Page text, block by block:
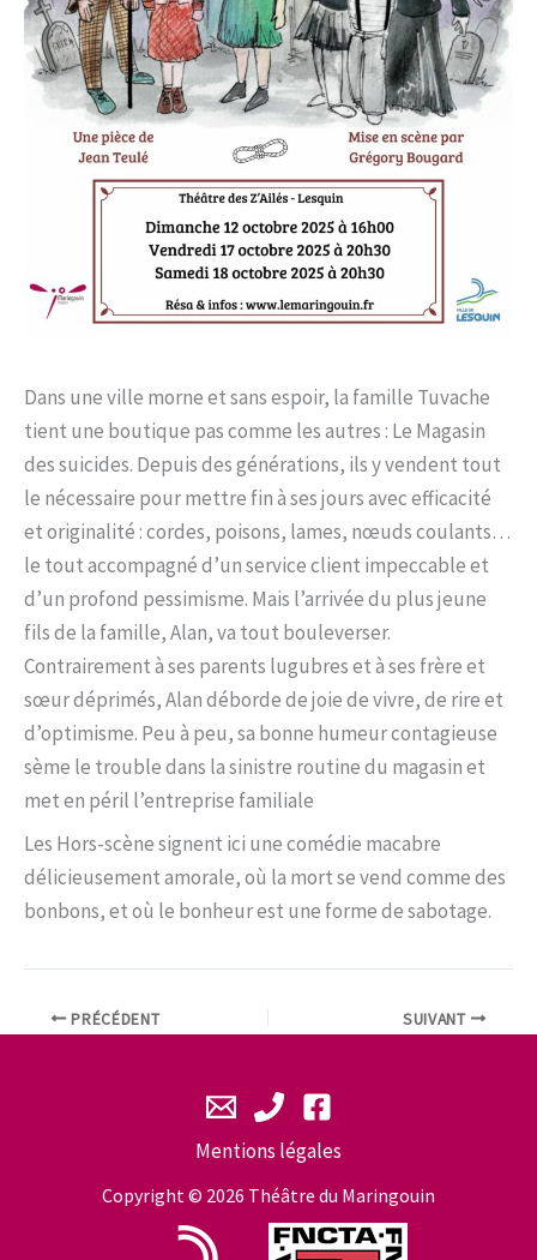
Dans une ville morne et sans espoir, la famille Tuvache
tient une boutique pas comme les autres : Le Magasin
des suicides. Depuis des générations, ils y vendent tout
le nécessaire pour mettre fin à ses jours avec efficacité
et originalité : cordes, poisons, lames, nœuds coulants…
le tout accompagné d’un service client impeccable et
d’un profond pessimisme. Mais l’arrivée du plus jeune
fils de la famille, Alan, va tout bouleverser.
Contrairement à ses parents lugubres et à ses frère et
sœur déprimés, Alan déborde de joie de vivre, de rire et
d’optimisme. Peu à peu, sa bonne humeur contagieuse
sème le trouble dans la sinistre routine du magasin et
met en péril l’entreprise familiale
Les Hors-scène signent ici une comédie macabre
délicieusement amorale, où la mort se vend comme des
bonbons, et où le bonheur est une forme de sabotage.
PRÉCÉDENT SUIVANT
Mentions légales
Copyright © 2026 Théâtre du Maringouin